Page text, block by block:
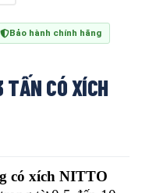
Bảo hành chính hãng
TẤN CÓ XÍCH
có xích NITTO